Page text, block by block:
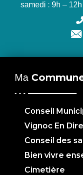
samedi : 9h –
Ma
Conseil
Vignoc En
Conseil des
Bien vivre
Cimetière